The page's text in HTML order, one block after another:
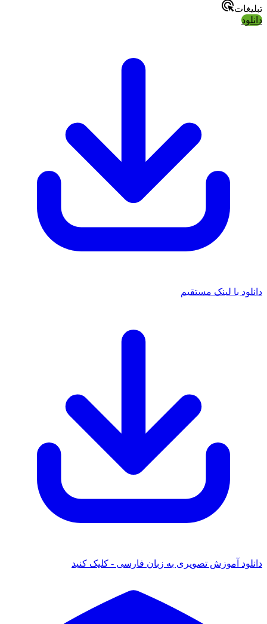
تبلیغات
دانلود
دانلود با لینک مستقیم
دانلود آموزش تصویری به زبان فارسی - کلیک کنید